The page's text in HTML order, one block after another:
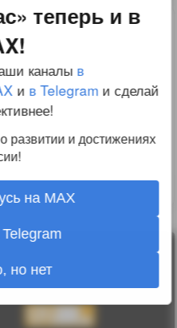
теперь и в
каналы в
и в Telegram и сделай
развитии и достижениях
на MAX
но нет
2
Может, все-
у нас» —